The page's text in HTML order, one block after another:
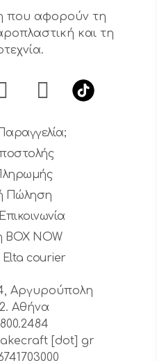
που αφορούν τη
και τη
Πώληση
BOX NOW
courier
Αργυρούπολη
Αθήνα
[dot] gr